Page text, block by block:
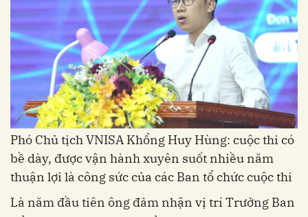
Phó Chủ tịch VNISA Khổng Huy Hùng: cuộc thi có
bề dày, được vận hành xuyên suốt nhiều năm
thuận lợi là công sức của các Ban tổ chức cuộc thi
Là năm đầu tiên ông đảm nhận vị trí Trưởng Ban